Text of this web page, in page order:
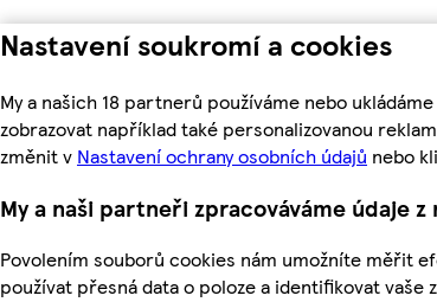
Nastavení soukromí a cookies
My a našich 18 partnerů používáme nebo
zobrazovat například také personalizovanou
změnit v Nastavení ochrany osobních údajů nebo
My a naši partneři zpracováváme údaje
Povolením souborů cookies nám umožníte měřit
používat přesná data o poloze a identifikovat vaše